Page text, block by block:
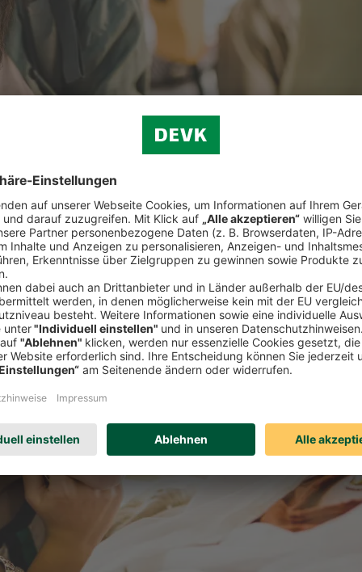
Vorsorge trägt die betriebliche Altersvorsorge zu einem